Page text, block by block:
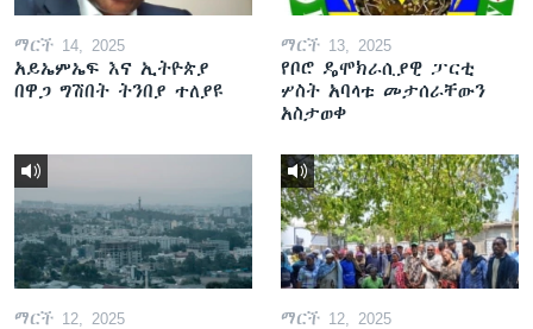
ማርች 14, 2025
አይኤምኤፍ እና ኢትዮጵያ
በዋጋ ግሽበት ትንበያ ተለያዩ
ማርች 13, 2025
የቦሮ ዴሞክራሲያዊ ፓርቲ
ሦስት አባላቱ መታሰራቸውን
አስታወቀ
ማርች 12, 2025 ማርች 12, 2025